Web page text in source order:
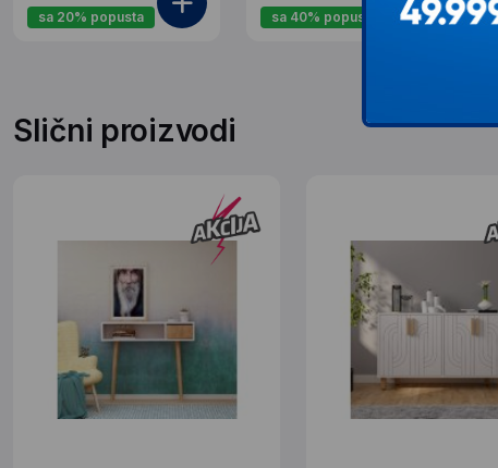
sa 20% popusta sa 40% popusta
Slični proizvodi